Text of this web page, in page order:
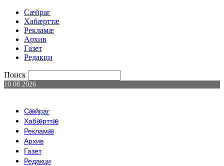
Сæйраг
Хабæрттæ
Рекламæ
Архив
Газет
Редакци
Поиск
10.08.2026
Сæйраг
Хабæрттæ
Рекламæ
Архив
Газет
Редакци